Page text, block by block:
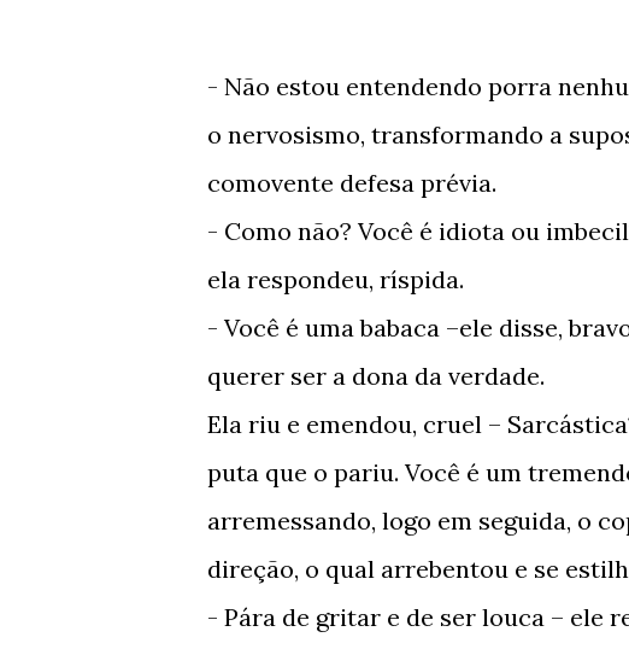
- Não estou entendendo porra
o nervosismo, transformando a
comovente defesa prévia.
- Como não? Você é idiota ou
ela respondeu, ríspida.
- Você é uma babaca –ele disse,
querer ser a dona da verdade.
Ela riu e emendou, cruel –
puta que o pariu. Você é um
arremessando, logo em seguida, o
direção, o qual arrebentou e se
- Pára de gritar e de ser louca – ele